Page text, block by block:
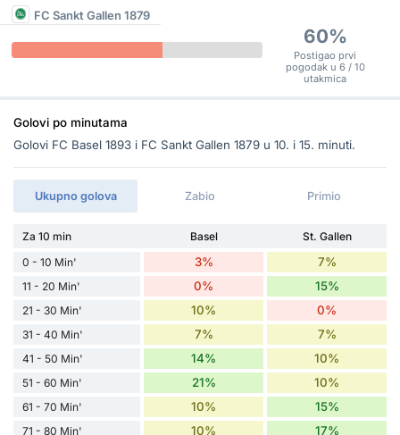
FC Sankt Gallen 1879
60%
Postigao prvi
pogodak u 6 / 10
utakmica
Golovi po minutama
Golovi FC Basel 1893 i FC Sankt Gallen 1879 u 10. i 15. minuti.
Ukupno golova Zabio Primio
Za 10 min Basel
St. Gallen
0 - 10 Min'
3% 7%
11 - 20 Min' 0% 15%
21 - 30 Min' 10% 0%
31 - 40 Min' 7% 7%
41 - 50 Min' 14% 10%
51 - 60 Min' 21% 10%
61 - 70 Min' 10% 15%
71 - 80 Min' 10% 17%